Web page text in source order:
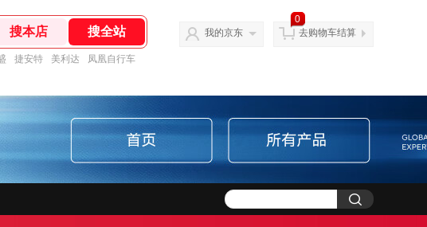
捷安特 美利达 凤凰自行车
我的京东
0
去购物车结算